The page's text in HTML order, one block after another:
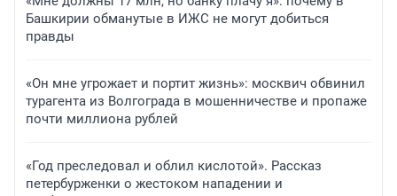
Башкирии обманутые в ИЖС не могут добиться
правды
«Он мне угрожает и портит жизнь»: москвич обвинил
турагента из Волгограда в мошенничестве и пропаже
почти миллиона рублей
«Год преследовал и облил кислотой». Рассказ
петербурженки о жестоком нападении и